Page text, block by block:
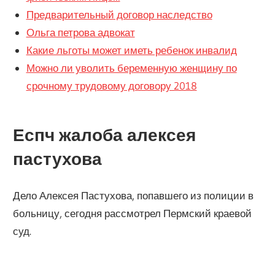
Предварительный договор наследство
Ольга петрова адвокат
Какие льготы может иметь ребенок инвалид
Можно ли уволить беременную женщину по
срочному трудовому договору 2018
Еспч жалоба алексея
пастухова
Дело Алексея Пастухова, попавшего из полиции в
больницу, сегодня рассмотрел Пермский краевой
суд.